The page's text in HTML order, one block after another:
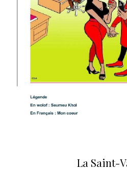
La Saint-